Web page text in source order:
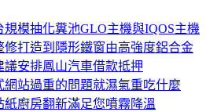
模抽化糞池GLO主機與IQOS主機
修打造到隱形鐵窗由高強度鋁合金
議安排鳳山汽車借款抵押
網站過重的問題就濕氣重吃什麼
紙廚房翻新滿足您噴霧降溫